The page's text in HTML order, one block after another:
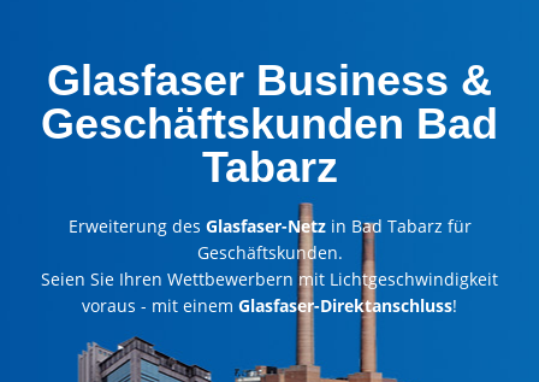
Glasfaser Business &
Geschäftskunden Bad
Tabarz
Erweiterung des Glasfaser-Netzin Bad Tabarz für
Geschäftskunden.
Seien Sie Ihren Wettbewerbern mit Lichtgeschwindigkeit
voraus - mit einem Glasfaser-Direktanschluss!